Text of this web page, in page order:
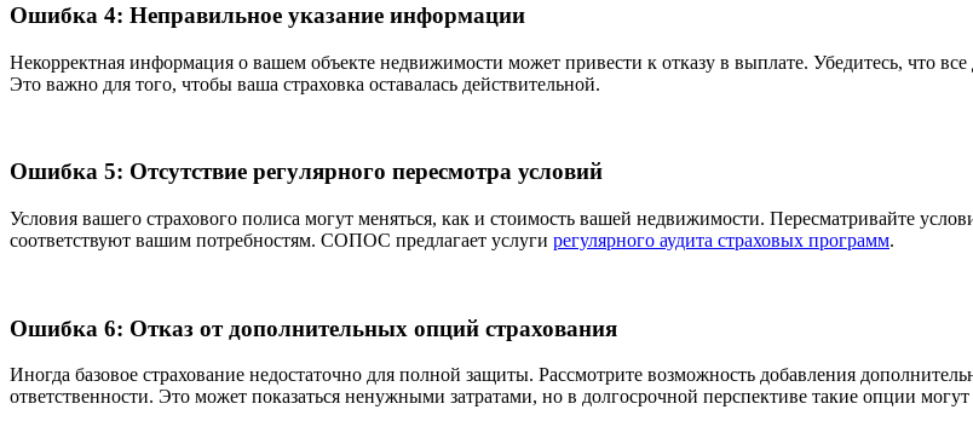
Ошибка 4: Неправильное указание информации
Некорректная информация о вашем объекте недвижимости может привести к отказу в выплате. Убедитесь, что
Это важно для того, чтобы ваша страховка оставалась действительной.
Ошибка 5: Отсутствие регулярного пересмотра условий
Условия вашего страхового полиса могут меняться, как и стоимость вашей недвижимости. Пересматривайте
соответствуют вашим потребностям. СОПОС предлагает услуги регулярного аудита страховых программ.
Ошибка 6: Отказ от дополнительных опций страхования
Иногда базовое страхование недостаточно для полной защиты. Рассмотрите возможность добавления
ответственности. Это может показаться ненужными затратами, но в долгосрочной перспективе такие опции могут